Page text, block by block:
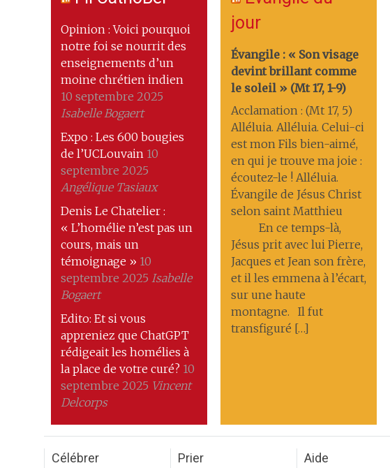
Opinion : Voici pourquoi
notre foi se nourrit des
enseignements d’un
moine chrétien indien
10 septembre 2025
Isabelle Bogaert
Expo : Les 600 bougies
de l’UCLouvain 10
septembre 2025
Angélique Tasiaux
Denis Le Chatelier :
« L’homélie n’est pas un
cours, mais un
témoignage » 10
septembre 2025 Isabelle
Bogaert
Edito: Et si vous
appreniez que ChatGPT
rédigeait les homélies à
la place de votre curé? 10
septembre 2025 Vincent
Delcorps
jour
Évangile : « Son visage
devint brillant comme
le soleil » (Mt 17, 1-9)
Acclamation : (Mt 17, 5)
Alléluia. Alléluia. Celui-ci
est mon Fils bien-aimé,
en qui je trouve ma joie :
écoutez-le ! Alléluia.
Évangile de Jésus Christ
selon saint Matthieu
En ce temps-là,
Jésus prit avec lui Pierre,
Jacques et Jean son frère,
et il les emmena à l’écart,
sur une haute
montagne. Il fut
transfiguré […]
Célébrer Prier Aide